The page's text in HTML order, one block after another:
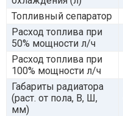
Топливный сепаратор
Расход топлива при
50% мощности л/ч
Расход топлива при
100% мощности л/ч
Габариты радиатора
(раст. от пола, В, Ш,
мм)